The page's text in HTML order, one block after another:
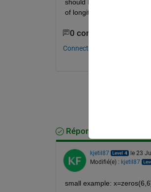
should I do to select the
of longitude are 40 to 50.
0 commentaires
Connectez-vous pour
Réponse acceptée
kjetil87
le 23
Modifié(e) : kjetil87
small example: